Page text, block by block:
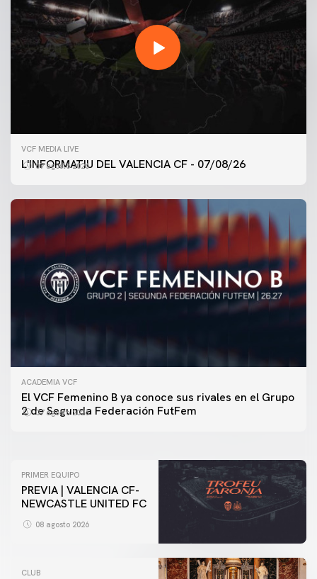
VCF MEDIA LIVE
L'INFORMATIU DEL VALENCIA CF - 07/08/26
07 agosto 2026
ACADEMIA VCF
El VCF Femenino B ya conoce sus rivales en el Grupo
2 de Segunda Federación FutFem
07 agosto 2026
PRIMER EQUIPO
ENTRENAMIENTO DEL VALENCIA CF 7/8/2026
PRIMER EQUIPO
PREVIA | VALENCIA CF-
NEWCASTLE UNITED FC
08 agosto 2026
CLUB